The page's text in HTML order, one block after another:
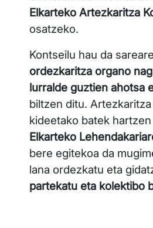
Elkarteko Artezkaritza
osatzeko.
Kontseilu hau da
ordezkaritza organo
lurralde guztien ahotsa
biltzen ditu.
kideetako batek
Elkarteko
bere egitekoa da
lana ordezkatu eta
partekatu eta kolektibo